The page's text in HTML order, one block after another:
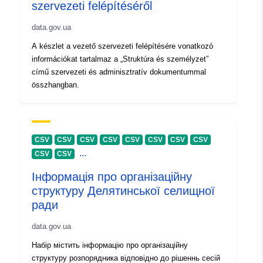
1889873b7e7f
uriRef:
b8f8-4b64-869e-1889873b7e7f
Verzióinformáció
k:
1.0
szervezeti felépítéséről
data.gov.ua
A készlet a vezető szervezeti felépítésére vonatkozó
információkat tartalmaz a „Struktúra és személyzet”
című szervezeti és adminisztratív dokumentummal
összhangban.
CSV CSV CSV CSV CSV CSV CSV
CSV
CSV
CSV ...
Інформація про організаційну
структуру Делятинської селищної
ради
data.gov.ua
Набір містить інформацію про організаційну
структуру розпорядника відповідно до рішеннь сесій